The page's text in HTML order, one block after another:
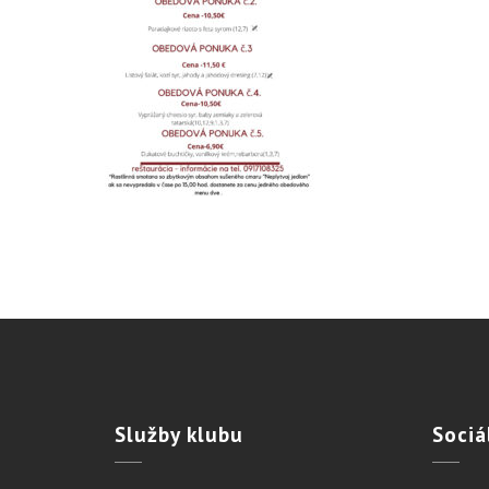
Službyklubu